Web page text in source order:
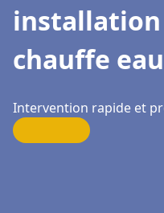
installation
chauffe
Intervention rapide et